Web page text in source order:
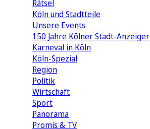
Rätsel
Köln und Stadtteile
Unsere Events
150 Jahre Kölner Stadt-Anzeiger
Karneval in Köln
Köln-Spezial
Region
Politik
Wirtschaft
Sport
Panorama
Promis & TV